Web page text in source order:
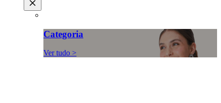
Categoria
Ver tudo >